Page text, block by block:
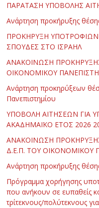
ΠΑΡΑΤΑΣΗ ΥΠΟΒΟΛΗΣ
Ανάρτηση προκήρυξης
ΠΡΟΚΗΡΥΞΗ ΥΠΟΤΡΟΦΙΩΝ
ΣΠΟΥΔΕΣ ΣΤΟ ΙΣΡΑΗΛ
ΑΝΑΚΟΙΝΩΣΗ
ΟΙΚΟΝΟΜΙΚΟΥ
Ανάρτηση προκηρύξεων
Πανεπιστημίου
ΥΠΟΒΟΛΗ ΑΙΤΗΣΕΩΝ ΓΙΑ
ΑΚΑΔΗΜΑΪΚΟ ΕΤΟΣ 2026
ΑΝΑΚΟΙΝΩΣΗ
Δ.Ε.Π. ΤΟΥ
Ανάρτηση προκήρυξης
Πρόγραμμα χορήγησης
που ανήκουν σε ευπαθείς
τρίτεκνους/πολύτεκνους